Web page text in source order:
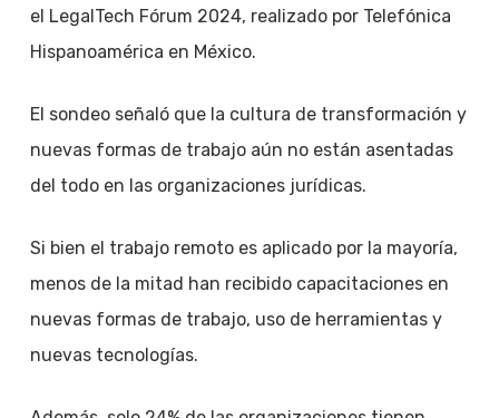
el LegalTech Fórum 2024, realizado por Telefónica
Hispanoamérica en México.
El sondeo señaló que la cultura de transformación y
nuevas formas de trabajo aún no están asentadas
del todo en las organizaciones jurídicas.
Si bien el trabajo remoto es aplicado por la mayoría,
menos de la mitad han recibido capacitaciones en
nuevas formas de trabajo, uso de herramientas y
nuevas tecnologías.